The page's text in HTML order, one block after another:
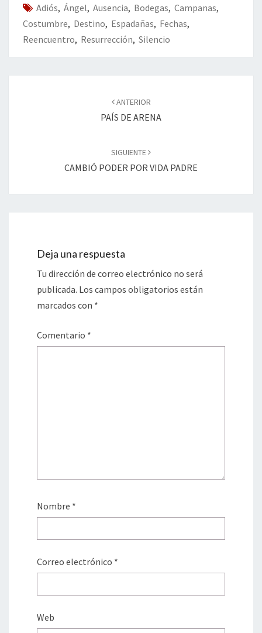
k
tir
Adiós, Ángel, Ausencia, Bodegas, Campanas,
Costumbre, Destino, Espadañas, Fechas,
Reencuentro, Resurrección, Silencio
ANTERIOR
PAÍS DE ARENA
SIGUIENTE
CAMBIÓ PODER POR VIDA PADRE
Deja una respuesta
Tu dirección de correo electrónico no será
publicada. Los campos obligatorios están
marcados con *
Comentario *
Nombre *
Correo electrónico *
Web